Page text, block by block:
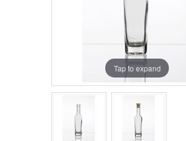
Tap to expand